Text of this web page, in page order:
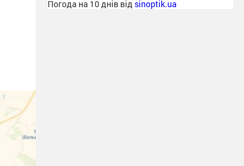
Погода на 10 днів від sinoptik.ua